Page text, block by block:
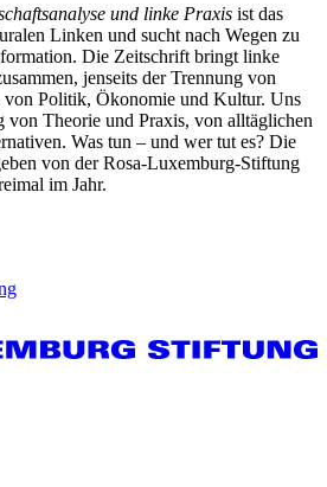
und linke Praxis ist das
Linken und sucht nach Wegen zu
Die Zeitschrift bringt linke
jenseits der Trennung von
von Politik, Ökonomie und Kultur. Uns
von Theorie und Praxis, von alltäglichen
Was tun – und wer tut es? Die
von der Rosa-Luxemburg-Stiftung
im Jahr.